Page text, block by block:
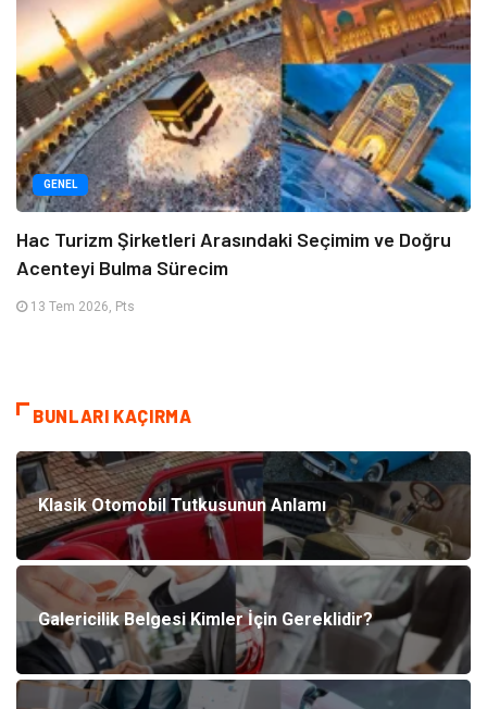
GENEL
Hac Turizm Şirketleri Arasındaki Seçimim ve Doğru
Acenteyi Bulma Sürecim
13 Tem 2026, Pts
BUNLARI KAÇIRMA
Klasik Otomobil Tutkusunun Anlamı
Galericilik Belgesi Kimler İçin Gereklidir?